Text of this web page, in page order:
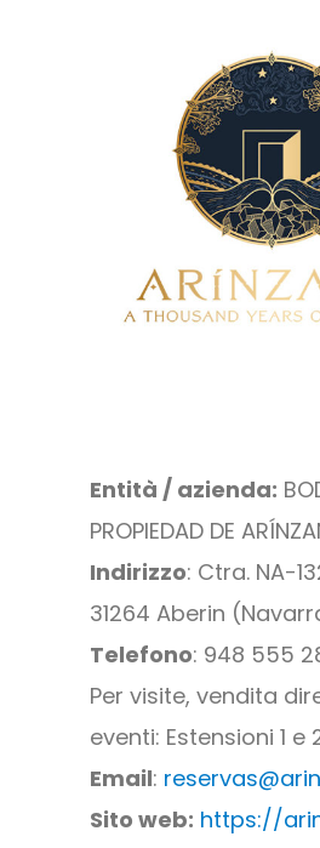
Entità / azienda:
PROPIEDAD DE
Indirizzo: Ctra. NA-
31264 Aberin
Telefono: 948 555
Per visite, vendita
eventi: Estensioni 1 e
Email:
Sito web: https://